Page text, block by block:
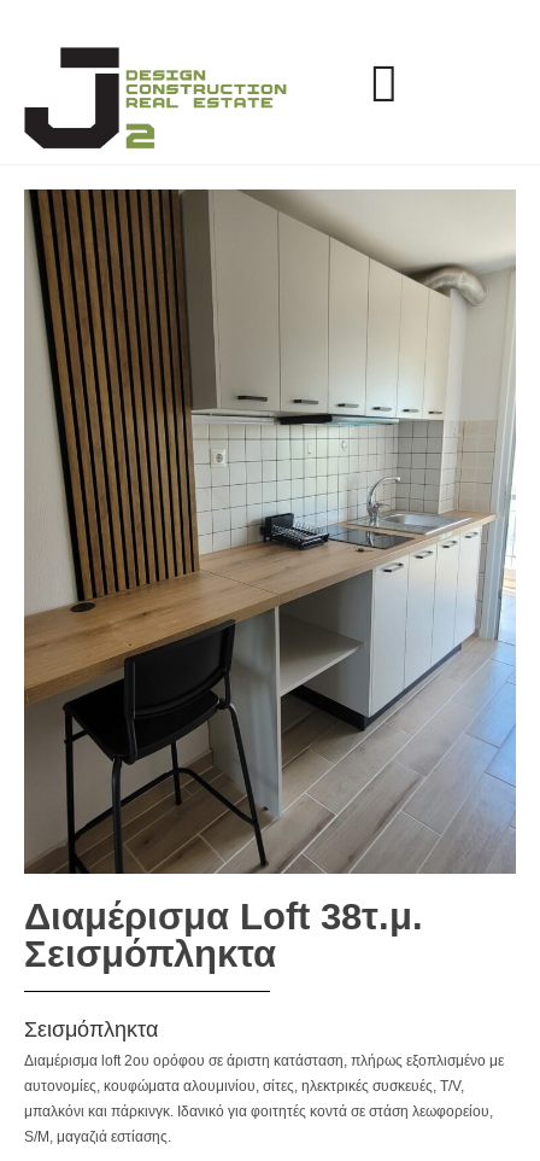
Διαμέρισμα Loft 38τ.μ.
Σεισμόπληκτα
Σεισμόπληκτα
Διαμέρισμα loft 2ου ορόφου σε άριστη κατάσταση, πλήρως εξοπλισμένο με
αυτονομίες, κουφώματα αλουμινίου, σίτες, ηλεκτρικές συσκευές, T/V,
μπαλκόνι και πάρκινγκ. Ιδανικό για φοιτητές κοντά σε στάση λεωφορείου,
S/M, μαγαζιά εστίασης.